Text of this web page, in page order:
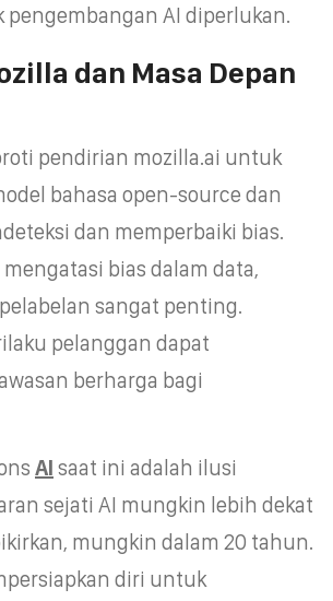
pengembangan AI diperlukan.
dan Masa Depan
pendirian mozilla.ai untuk
bahasa open-source dan
dan memperbaiki bias.
bias dalam data,
sangat penting.
pelanggan dapat
berharga bagi
AI saat ini adalah ilusi
sejati AI mungkin lebih dekat
mungkin dalam 20 tahun.
diri untuk